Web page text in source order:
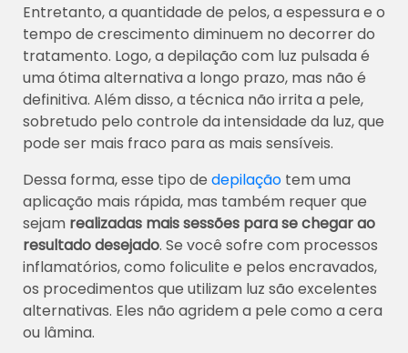
Entretanto, a quantidade de pelos, a espessura e o
tempo de crescimento diminuem no decorrer do
tratamento. Logo, a depilação com luz pulsada é
uma ótima alternativa a longo prazo, mas não é
definitiva. Além disso, a técnica não irrita a pele,
sobretudo pelo controle da intensidade da luz, que
pode ser mais fraco para as mais sensíveis.
Dessa forma, esse tipo de depilação tem uma
aplicação mais rápida, mas também requer que
sejam realizadas mais sessões para se chegar ao
resultado desejado. Se você sofre com processos
inflamatórios, como foliculite e pelos encravados,
os procedimentos que utilizam luz são excelentes
alternativas. Eles não agridem a pele como a cera
ou lâmina.